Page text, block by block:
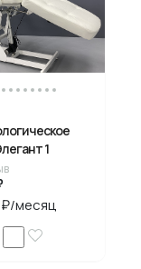
1
₽/месяц